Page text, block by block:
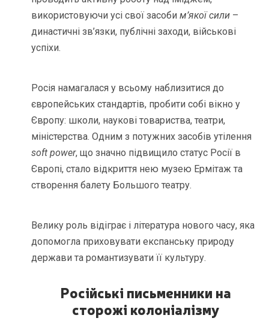
використовуючи усі свої засобим’якої сили –
династичні зв’язки, публічні заходи, військові
успіхи.
Росія намагалася у всьому наблизитися до
європейських стандартів, пробити собі вікно у
Європу: школи, наукові товариства, театри,
міністерства. Одним з потужних засобів утілення
soft power, що значно підвищило статус Росії в
Європі, стало відкриття нею музею Ермітаж та
створення балету Большого театру.
Велику роль відіграє і література нового часу, яка
допомогла приховувати експанську природу
держави та романтизувати її культуру.
Російські письменники на
сторожі колоніалізму